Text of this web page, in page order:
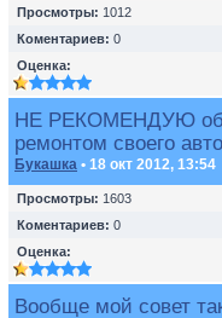
Просмотры: 1012
Коментариев: 0
Оценка:
НЕ РЕКОМЕНДУЮ
ремонтом своего
Букашка • 18 окт 2012, 13:54
Просмотры: 1603
Коментариев: 0
Оценка:
Вообще мой совет